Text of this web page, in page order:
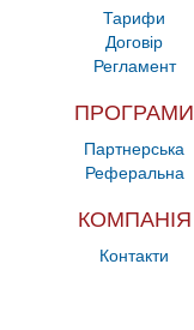
Тарифи
Договір
Регламент
ПРОГРАМИ
Партнерська
Реферальна
КОМПАНІЯ
Контакти